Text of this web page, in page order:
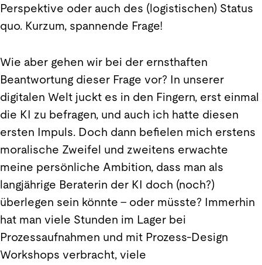
Perspektive oder auch des (logistischen) Status
quo. Kurzum, spannende Frage!
Wie aber gehen wir bei der ernsthaften
Beantwortung dieser Frage vor? In unserer
digitalen Welt juckt es in den Fingern, erst einmal
die KI zu befragen, und auch ich hatte diesen
ersten Impuls. Doch dann befielen mich erstens
moralische Zweifel und zweitens erwachte
meine persönliche Ambition, dass man als
langjährige Beraterin der KI doch (noch?)
überlegen sein könnte – oder müsste? Immerhin
hat man viele Stunden im Lager bei
Prozessaufnahmen und mit Prozess-Design
Workshops verbracht, viele